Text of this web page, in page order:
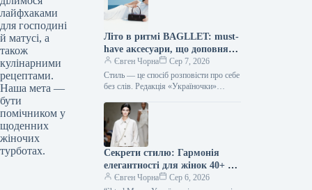
лайфхаками
для господині
й матусі, а
також
кулінарними
рецептами.
Наша мета —
бути
помічником у
щоденних
жіночих
турботах.
підготували…
Літо в ритмі BAGLLET: must-
have аксесуари, що доповнять
твій фешн-образ
Євген Чорна
Сер 7, 2026
Стиль — це спосіб розповісти про себе
без слів. Редакція «Україночки»
тенденціями, і сьогодні ми
підготували…
Секрети стилю: Гармонія
елегантності для жінок 40+ від
топ-стилістки
Євген Чорна
Сер 6, 2026